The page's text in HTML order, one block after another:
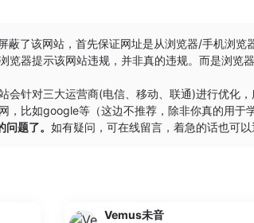
蔽了该网站，首先保证网址是从浏览器/手机浏览
览器提示该网站违规，并非真的违规。而是浏览
会针对三大运营商(电信、移动、联通)进行优化
，比如google等（这边不推荐，除非你真的用于
题了。 如有疑问，可在线留言，着急的话也可以
Vemus未音